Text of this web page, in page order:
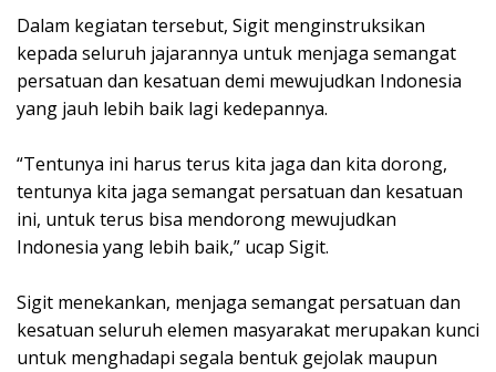
Dalam kegiatan tersebut, Sigit menginstruksikan
kepada seluruh jajarannya untuk menjaga semangat
persatuan dan kesatuan demi mewujudkan Indonesia
yang jauh lebih baik lagi kedepannya.
“Tentunya ini harus terus kita jaga dan kita dorong,
tentunya kita jaga semangat persatuan dan kesatuan
ini, untuk terus bisa mendorong mewujudkan
Indonesia yang lebih baik,” ucap Sigit.
Sigit menekankan, menjaga semangat persatuan dan
kesatuan seluruh elemen masyarakat merupakan kunci
untuk menghadapi segala bentuk gejolak maupun